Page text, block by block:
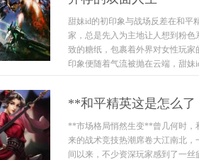
甜妹id的初印象与战场反差在和平
家，总是先入为主地让人想到粉
致的糖纸，包裹着外界对女性玩
印象便随着气流被抛在云端，甜妹
**和平精英这是怎么
**市场格局悄然生变**曾几何时，
来的战术竞技热潮席卷大江南北
间以来，不少资深玩家感到了一